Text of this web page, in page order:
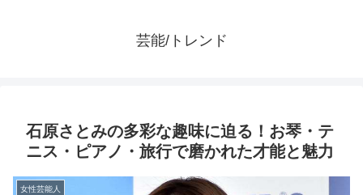
芸能/トレンド
石原さとみの多彩な趣味に迫る！お琴・テ
ニス・ピアノ・旅行で磨かれた才能と魅力
女性芸能人